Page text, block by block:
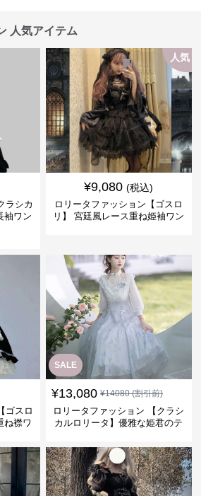
人気アイテム
ラシカ
袖ワン
人気
¥9,080 (税込)
ロリータファッション【ゴスロ
リ】 宮廷風レース重ね姫袖ワン
ゴスロ
ね襟ワ
SALE
¥13,080 ¥14080(割引前)
ロリータファッション 【クラシ
カルロリータ】優雅な姫君のテ